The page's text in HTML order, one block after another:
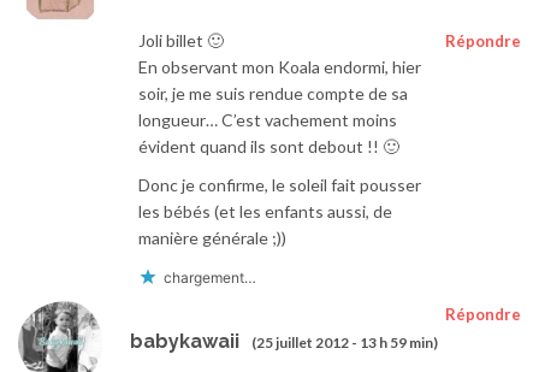
Répondre
Joli billet 🙂
En observant mon Koala endormi, hier
soir, je me suis rendue compte de sa
longueur… C’est vachement moins
évident quand ils sont debout !! 🙂
Donc je confirme, le soleil fait pousser
les bébés (et les enfants aussi, de
manière générale ;))
chargement…
babykawaii (25 juillet 2012 - 13 h 59 min)
Répondre